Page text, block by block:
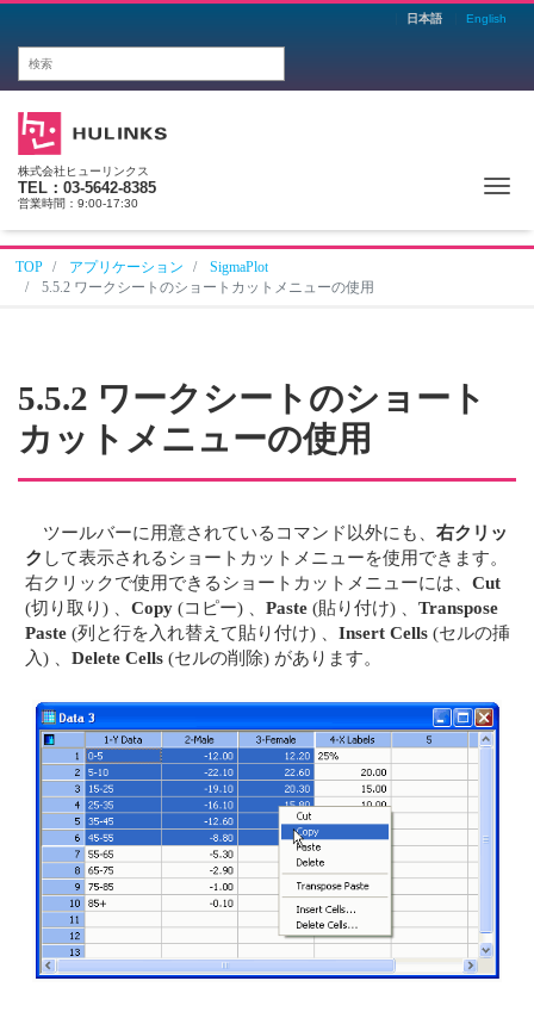
日本語 English
株式会社ヒューリンクス
TEL：03-5642-8385
営業時間：9:00-17:30
TOP アプリケーション
SigmaPlot
5.5.2 ワークシートのショートカットメニューの使用
5.5.2 ワークシートのショート
カットメニューの使用
ツールバーに用意されているコマンド以外にも、右クリッ
ク して表示されるショートカットメニューを使用できます。
右クリックで使用できるショートカットメニューには、Cut
(切り取り) 、Copy (コピー) 、Paste (貼り付け) 、Transpose
Paste (列と行を入れ替えて貼り付け) 、Insert Cells (セルの挿
入) 、Delete Cells (セルの削除) があります。